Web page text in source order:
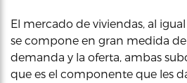
El mercado de viviendas, al
se compone en gran medida
demanda y la oferta, ambas
que es el componente que les